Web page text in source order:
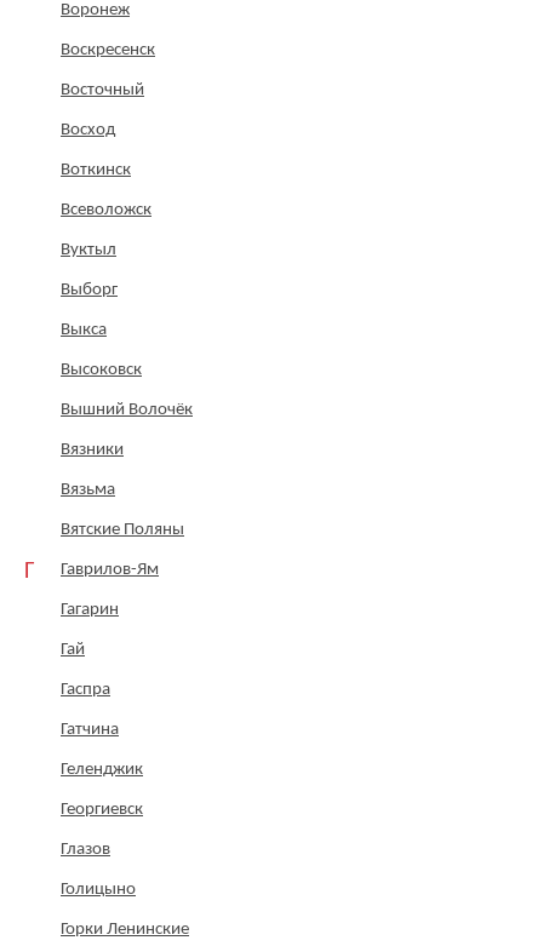
Воронеж
Воскресенск
Восточный
Восход
Воткинск
Всеволожск
Вуктыл
Выборг
Выкса
Высоковск
Вышний Волочёк
Вязники
Вязьма
Вятские Поляны
Г Гаврилов-Ям
Гагарин
Гай
Гаспра
Гатчина
Геленджик
Георгиевск
Глазов
Голицыно
Горки Ленинские